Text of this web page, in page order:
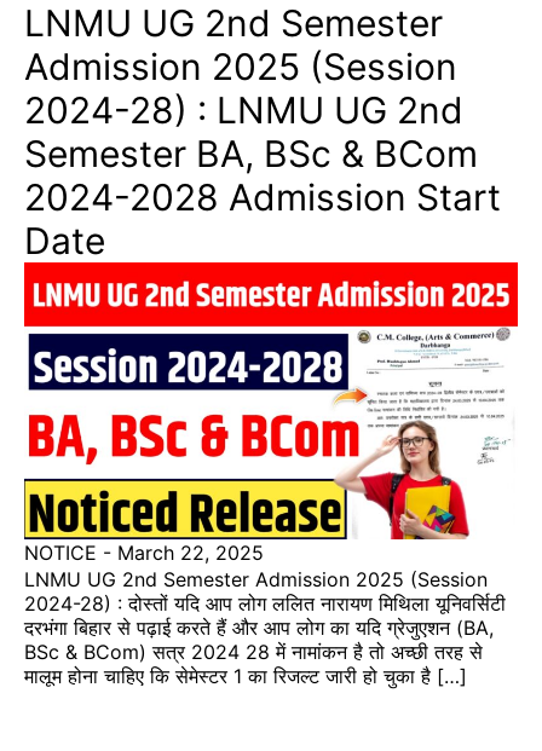
LNMU UG 2nd Semester
Admission 2025 (Session
2024-28) : LNMU UG 2nd
Semester BA, BSc & BCom
2024-2028 Admission Start
Date
NOTICE - March 22, 2025
LNMU UG 2nd Semester Admission 2025 (Session
2024-28) : दोस्तों यदि आप लोग ललित नारायण मिथिला यूनिवर्सिटी
दरभंगा बिहार से पढ़ाई करते हैं और आप लोग का यदि ग्रेजुएशन (BA,
BSc & BCom) सत्र 2024 28 में नामांकन है तो अच्छी तरह से
मालूम होना चाहिए कि सेमेस्टर 1 का रिजल्ट जारी हो चुका है […]